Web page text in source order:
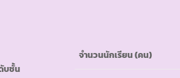
บชั้น
จำนวนนักเรียน(คน)